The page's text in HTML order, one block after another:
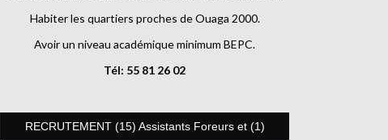
Habiter les quartiers proches de Ouaga 2000.
Avoir un niveau académique minimum BEPC.
Tél: 55 81 26 02
RECRUTEMENT (15) Assistants Foreurs et (1)